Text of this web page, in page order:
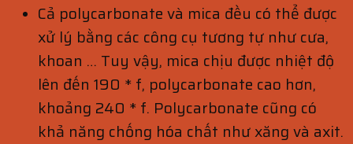
Cả polycarbonate và mica đều có thể được
xử lý bằng các công cụ tương tự như cưa,
khoan … Tuy vậy, mica chịu được nhiệt độ
lên đến 190 * f, polycarbonate cao hơn,
khoảng 240 * f. Polycarbonate cũng có
khả năng chống hóa chất như xăng và axit.